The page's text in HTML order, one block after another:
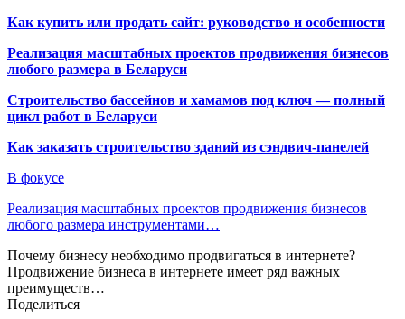
Как купить или продать сайт: руководство и особенности
Реализация масштабных проектов продвижения бизнесов
любого размера в Беларуси
Строительство бассейнов и хамамов под ключ — полный
цикл работ в Беларуси
Как заказать строительство зданий из сэндвич-панелей
В фокусе
Реализация масштабных проектов продвижения бизнесов
любого размера инструментами…
Почему бизнесу необходимо продвигаться в интернете?
Продвижение бизнеса в интернете имеет ряд важных
преимуществ…
Поделиться